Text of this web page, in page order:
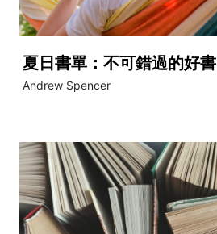
夏日書單：不可錯過的好書
Andrew Spencer